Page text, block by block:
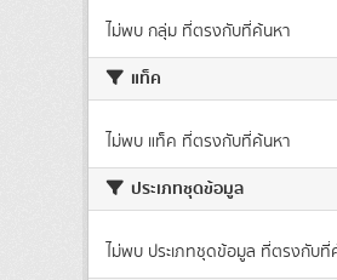
ไม่พบ กลุ่ม ที่ตรงกับที่ค้นหา
แท็ค
ไม่พบ แท็ค ที่ตรงกับที่ค้นหา
ประเภทชุดข้อมูล
ไม่พบ ประเภทชุดข้อมูล ที่ตรงกับที่